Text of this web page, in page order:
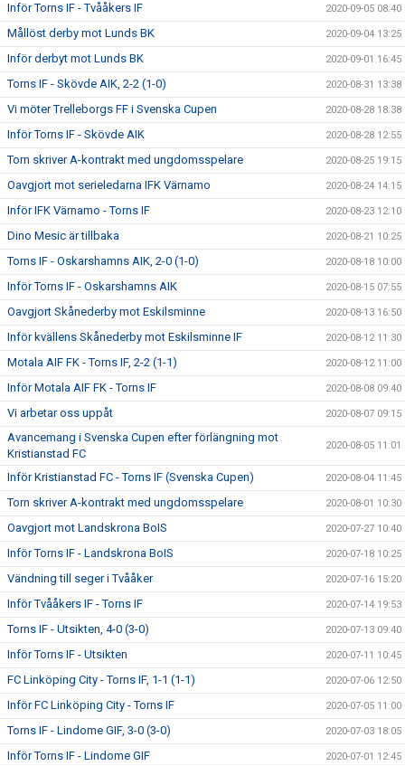
Inför Torns IF - Tvååkers IF 2020-09-05 08:40
Mållöst derby mot Lunds BK 2020-09-04 13:25
Inför derbyt mot Lunds BK 2020-09-01 16:45
Torns IF - Skövde AIK, 2-2 (1-0) 2020-08-31 13:38
Vi möter Trelleborgs FF i Svenska Cupen 2020-08-28 18:38
Inför Torns IF - Skövde AIK 2020-08-28 12:55
Torn skriver A-kontrakt med ungdomsspelare 2020-08-25 19:15
Oavgjort mot serieledarna IFK Värnamo 2020-08-24 14:15
Inför IFK Värnamo - Torns IF 2020-08-23 12:10
Dino Mesic är tillbaka 2020-08-21 10:25
Torns IF - Oskarshamns AIK, 2-0 (1-0) 2020-08-18 10:00
Inför Torns IF - Oskarshamns AIK 2020-08-15 07:55
Oavgjort Skånederby mot Eskilsminne 2020-08-13 16:50
Inför kvällens Skånederby mot Eskilsminne IF 2020-08-12 11:30
Motala AIF FK - Torns IF, 2-2 (1-1) 2020-08-12 11:00
Inför Motala AIF FK - Torns IF 2020-08-08 09:40
Vi arbetar oss uppåt 2020-08-07 09:15
Avancemang i Svenska Cupen efter förlängning mot
Kristianstad FC
2020-08-05 11:01
Inför Kristianstad FC - Torns IF (Svenska Cupen) 2020-08-04 11:45
Torn skriver A-kontrakt med ungdomsspelare 2020-08-01 10:30
Oavgjort mot Landskrona BoIS 2020-07-27 10:40
Inför Torns IF - Landskrona BoIS 2020-07-18 10:25
Vändning till seger i Tvååker 2020-07-16 15:20
Inför Tvååkers IF - Torns IF 2020-07-14 19:53
Torns IF - Utsikten, 4-0 (3-0) 2020-07-13 09:40
Inför Torns IF - Utsikten 2020-07-11 10:45
FC Linköping City - Torns IF, 1-1 (1-1) 2020-07-06 12:50
Inför FC Linköping City - Torns IF 2020-07-05 11:00
Torns IF - Lindome GIF, 3-0 (3-0) 2020-07-03 18:05
Inför Torns IF - Lindome GIF 2020-07-01 12:45